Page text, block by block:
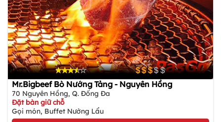
Mr.Bigbeef Bò Nướng Tảng - Nguyên Hồng
70 Nguyên Hồng, Q. Đống Đa
Đặt bàn giữ chỗ
Gọi món, Buffet Nướng Lẩu